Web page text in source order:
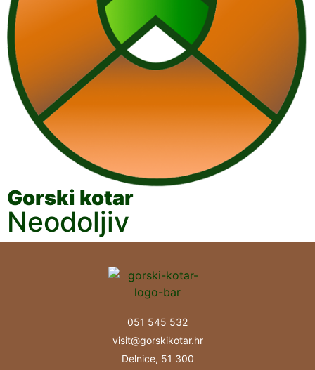
Gorski kotar
Neodoljiv
051 545 532
visit@gorskikotar.hr
Delnice, 51 300